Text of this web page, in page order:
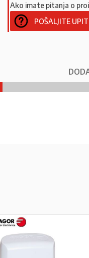
Ako imate pitanja o
POŠALJITE UPIT